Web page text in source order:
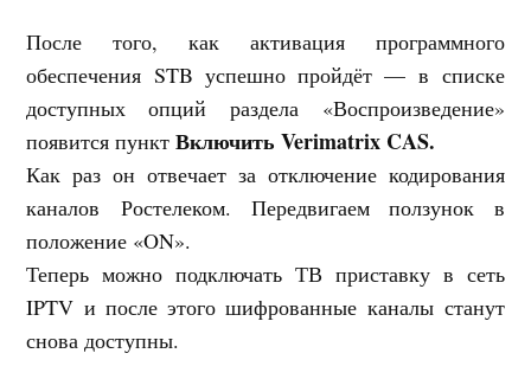
После того, как активация программного
обеспечения STB успешно пройдёт — в списке
доступных опций раздела «Воспроизведение»
появится пунктВключить Verimatrix CAS.
Как раз он отвечает за отключение кодирования
каналов Ростелеком. Передвигаем ползунок в
положение «ON».
Теперь можно подключать ТВ приставку в сеть
IPTV и после этого шифрованные каналы станут
снова доступны.